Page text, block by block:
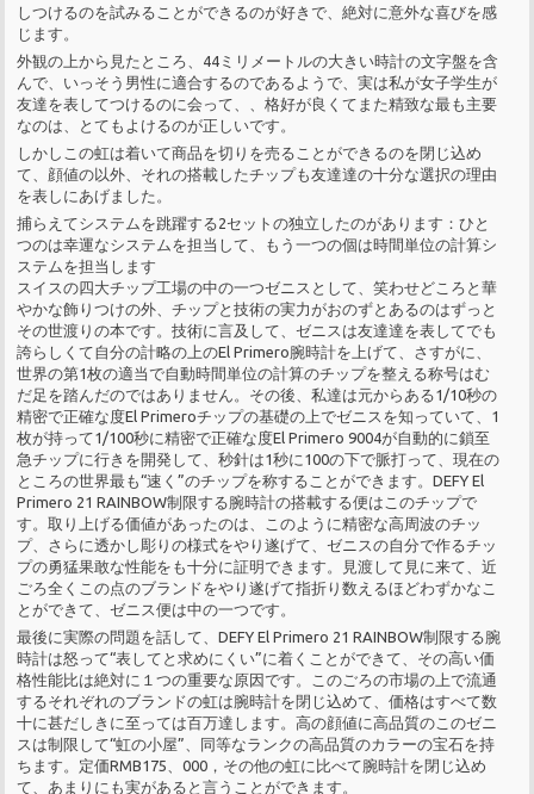
しつけるのを試みることができるのが好きで、絶対に意外な喜びを感
じます。
外観の上から見たところ、44ミリメートルの大きい時計の文字盤を含
んで、いっそう男性に適合するのであるようで、実は私が女子学生が
友達を表してつけるのに会って、、格好が良くてまた精致な最も主要
なのは、とてもよけるのが正しいです。
しかしこの虹は着いて商品を切りを売ることができるのを閉じ込め
て、顔値の以外、それの搭載したチップも友達達の十分な選択の理由
を表しにあげました。
捕らえてシステムを跳躍する2セットの独立したのがあります：ひと
つのは幸運なシステムを担当して、もう一つの個は時間単位の計算シ
ステムを担当します
スイスの四大チップ工場の中の一つゼニスとして、笑わせどころと華
やかな飾りつけの外、チップと技術の実力がおのずとあるのはずっと
その世渡りの本です。技術に言及して、ゼニスは友達達を表してでも
誇らしくて自分の計略の上のEl Primero腕時計を上げて、さすがに、
世界の第1枚の適当で自動時間単位の計算のチップを整える称号はむ
だ足を踏んだのではありません。その後、私達は元からある1/10秒の
精密で正確な度El Primeroチップの基礎の上でゼニスを知っていて、1
枚が持って1/100秒に精密で正確な度El Primero 9004が自動的に鎖至
急チップに行きを開発して、秒針は1秒に100の下で脈打って、現在の
ところの世界最も“速く”のチップを称することができます。DEFY El
Primero 21 RAINBOW制限する腕時計の搭載する便はこのチップで
す。取り上げる価値があったのは、このように精密な高周波のチッ
プ、さらに透かし彫りの様式をやり遂げて、ゼニスの自分で作るチッ
プの勇猛果敢な性能をも十分に証明できます。見渡して見に来て、近
ごろ全くこの点のブランドをやり遂げて指折り数えるほどわずかなこ
とができて、ゼニス便は中の一つです。
最後に実際の問題を話して、DEFY El Primero 21 RAINBOW制限する腕
時計は怒って“表してと求めにくい”に着くことができて、その高い価
格性能比は絶対に１つの重要な原因です。このごろの市場の上で流通
するそれぞれのブランドの虹は腕時計を閉じ込めて、価格はすべて数
十に甚だしきに至っては百万達します。高の顔値に高品質のこのゼニ
スは制限して“虹の小屋”、同等なランクの高品質のカラーの宝石を持
ちます。定価RMB175、000，その他の虹に比べて腕時計を閉じ込め
て、あまりにも実があると言うことができます。